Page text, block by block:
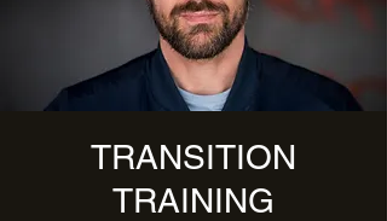
TRANSITION
TRAINING